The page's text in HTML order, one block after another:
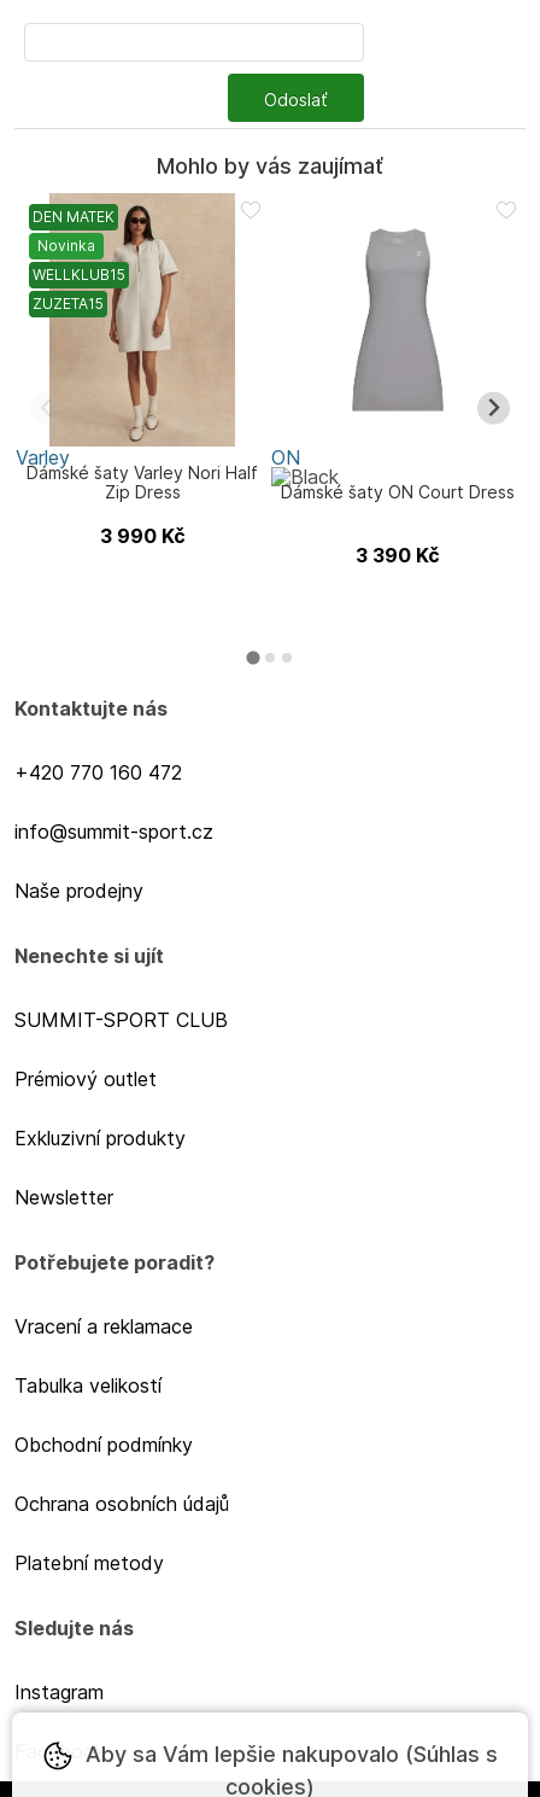
Odoslať
Mohlo by vás zaujímať
DEN MATEK
Novinka
WELLKLUB15
ZUZETA15
Varley
Dámské šaty Varley Nori Half
Zip Dress
3 990 Kč
ON
Dámské šaty ON Court Dress
3 390 Kč
Kontaktujte nás
+420 770 160 472
info@summit-sport.cz
Naše prodejny
Nenechte si ujít
SUMMIT-SPORT CLUB
Prémiový outlet
Exkluzivní produkty
Newsletter
Potřebujete poradit?
Vracení a reklamace
Tabulka velikostí
Obchodní podmínky
Ochrana osobních údajů
Platební metody
Sledujte nás
Instagram
FacebookAby sa Vám lepšie nakupovalo (Súhlas s
cookies)